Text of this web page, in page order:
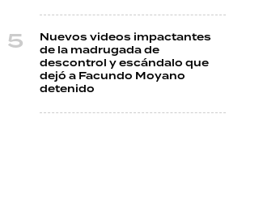
Nuevos videos impactantes
de la madrugada de
descontrol y escándalo que
dejó a Facundo Moyano
detenido